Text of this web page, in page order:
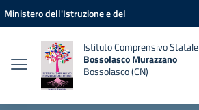
Vai ai contenuti
Vai al menu di navigazione
Vai al footer
Ministero dell'Istruzione e del
Istituto Comprensivo Statale
Bossolasco Murazzano
Bossolasco (CN)